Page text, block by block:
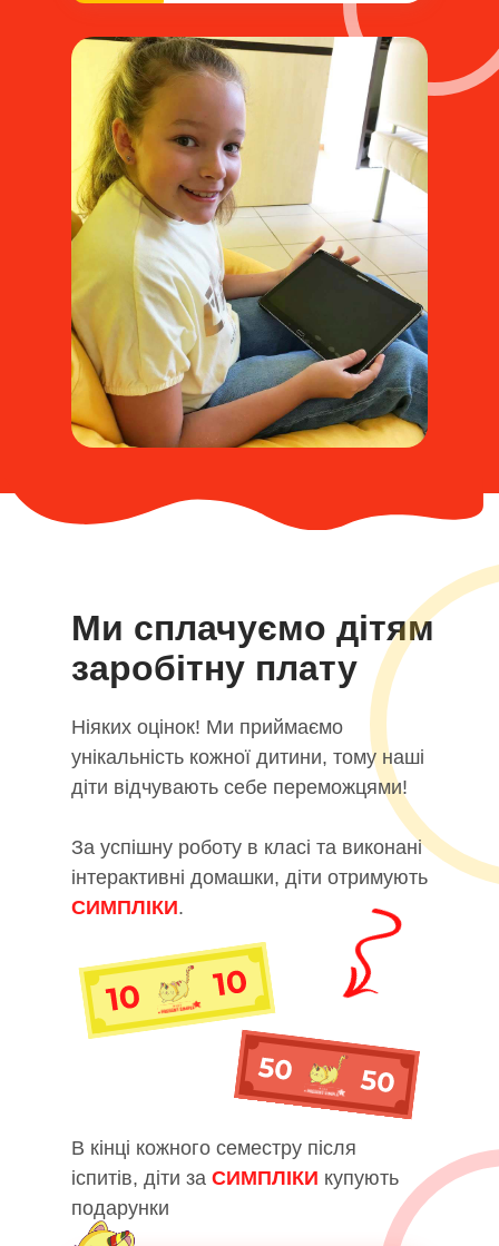
Ми сплачуємо дітям
заробітну плату
Ніяких оцінок! Ми приймаємо
унікальність кожної дитини, тому наші
діти відчувають себе переможцями!
За успішну роботу в класі та виконані
інтерактивні домашки, діти отримують
СИМПЛІКИ.
В кінці кожного семестру після
іспитів, діти за СИМПЛІКИ купують
подарунки